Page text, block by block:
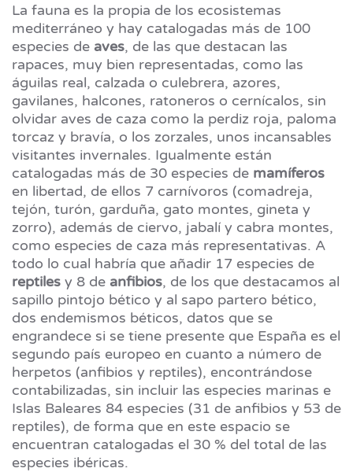
La fauna es la propia de los ecosistemas
mediterráneo y hay catalogadas más de 100
especies de aves, de las que destacan las
rapaces, muy bien representadas, como las
águilas real, calzada o culebrera, azores,
gavilanes, halcones, ratoneros o cernícalos, sin
olvidar aves de caza como la perdiz roja, paloma
torcaz y bravía, o los zorzales, unos incansables
visitantes invernales. Igualmente están
catalogadas más de 30 especies de mamíferos
en libertad, de ellos 7 carnívoros (comadreja,
tejón, turón, garduña, gato montes, gineta y
zorro), además de ciervo, jabalí y cabra montes,
como especies de caza más representativas. A
todo lo cual habría que añadir 17 especies de
reptiles y 8 de anfibios, de los que destacamos al
sapillo pintojo bético y al sapo partero bético,
dos endemismos béticos, datos que se
engrandece si se tiene presente que España es el
segundo país europeo en cuanto a número de
herpetos (anfibios y reptiles), encontrándose
contabilizadas, sin incluir las especies marinas e
Islas Baleares 84 especies (31 de anfibios y 53 de
reptiles), de forma que en este espacio se
encuentran catalogadas el 30 % del total de las
especies ibéricas.